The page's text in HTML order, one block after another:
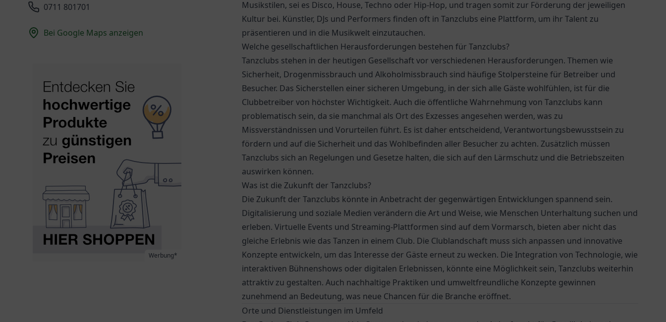
0711 801701
Bei Google Maps anzeigen
Werbung*
Musikstilen, sei es Disco, House, Techno oder Hip-Hop, und tragen somit zur Förderung der jeweiligen
Kultur bei. Künstler, DJs und Performers finden oft in Tanzclubs eine Plattform, um ihr Talent zu
präsentieren und in die Musikwelt einzutauchen.
Welche gesellschaftlichen Herausforderungen bestehen für Tanzclubs?
Tanzclubs stehen in der heutigen Gesellschaft vor verschiedenen Herausforderungen. Themen wie
Sicherheit, Drogenmissbrauch und Alkoholmissbrauch sind häufige Stolpersteine für Betreiber und
Besucher. Das Sicherstellen einer sicheren Umgebung, in der sich alle Gäste wohlfühlen, ist für die
Clubbetreiber von höchster Wichtigkeit. Auch die öffentliche Wahrnehmung von Tanzclubs kann
problematisch sein, da sie manchmal als Ort des Exzesses angesehen werden, was zu
Missverständnissen und Vorurteilen führt. Es ist daher entscheidend, Verantwortungsbewusstsein zu
fördern und auf die Sicherheit und das Wohlbefinden aller Besucher zu achten. Zusätzlich müssen
Tanzclubs sich an Regelungen und Gesetze halten, die sich auf den Lärmschutz und die Betriebszeiten
auswirken können.
Was ist die Zukunft der Tanzclubs?
Die Zukunft der Tanzclubs könnte in Anbetracht der gegenwärtigen Entwicklungen spannend sein.
Digitalisierung und soziale Medien verändern die Art und Weise, wie Menschen Unterhaltung suchen und
erleben. Virtuelle Events und Streaming-Plattformen sind auf dem Vormarsch, bieten aber nicht das
gleiche Erlebnis wie das Tanzen in einem Club. Die Clublandschaft muss sich anpassen und innovative
Konzepte entwickeln, um das Interesse der Gäste erneut zu wecken. Die Integration von Technologie, wie
interaktiven Bühnenshows oder digitalen Erlebnissen, könnte eine Möglichkeit sein, Tanzclubs weiterhin
attraktiv zu gestalten. Auch nachhaltige Praktiken und umweltfreundliche Konzepte gewinnen
zunehmend an Bedeutung, was neue Chancen für die Branche eröffnet.
Orte und Dienstleistungen im Umfeld